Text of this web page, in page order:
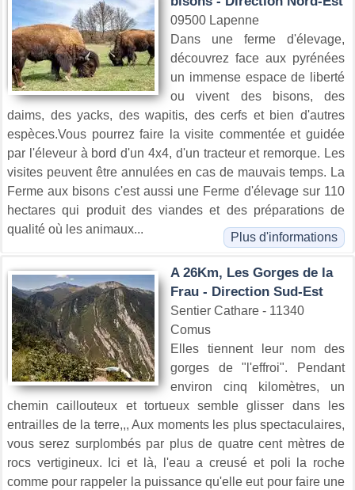
09500 Lapenne
Dans une ferme d'élevage,
découvrez face aux pyrénées
un immense espace de liberté
ou vivent des bisons, des
daims, des yacks, des wapitis, des cerfs et bien d'autres
espèces.Vous pourrez faire la visite commentée et guidée
par l'éleveur à bord d'un 4x4, d'un tracteur et remorque. Les
visites peuvent être annulées en cas de mauvais temps. La
Ferme aux bisons c'est aussi une Ferme d'élevage sur 110
hectares qui produit des viandes et des préparations de
qualité où les animaux...
Plus d'informations
A 26Km, Les Gorges de la
Frau - Direction Sud-Est
Sentier Cathare - 11340
Comus
Elles tiennent leur nom des
gorges de "l'effroi". Pendant
environ cinq kilomètres, un
chemin caillouteux et tortueux semble glisser dans les
entrailles de la terre,,, Aux moments les plus spectaculaires,
vous serez surplombés par plus de quatre cent mètres de
rocs vertigineux. Ici et là, l'eau a creusé et poli la roche
comme pour rappeler la puissance qu'elle eut pour faire une